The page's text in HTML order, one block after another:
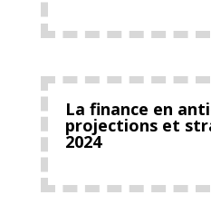
La finance en
projections et
2024